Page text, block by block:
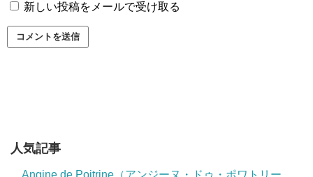
新しい投稿をメールで受け取る
人気記事